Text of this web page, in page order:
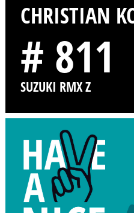
CHRISTIAN
# 811
SUZUKI RMX Z